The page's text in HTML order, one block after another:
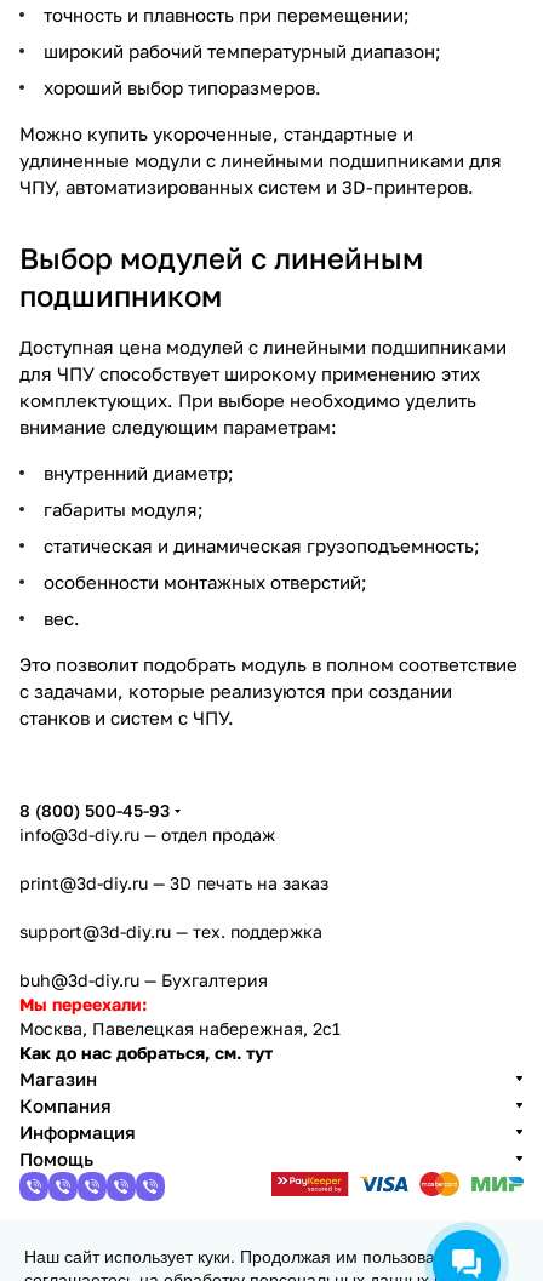
точность и плавность при перемещении;
широкий рабочий температурный диапазон;
хороший выбор типоразмеров.
Можно купить укороченные, стандартные и
удлиненные модули с линейными подшипниками для
ЧПУ, автоматизированных систем и 3D-принтеров.
Выбор модулей с линейным
подшипником
Доступная цена модулей с линейными подшипниками
для ЧПУ способствует широкому применению этих
комплектующих. При выборе необходимо уделить
внимание следующим параметрам:
внутренний диаметр;
габариты модуля;
статическая и динамическая грузоподъемность;
особенности монтажных отверстий;
вес.
Это позволит подобрать модуль в полном соответствие
с задачами, которые реализуются при создании
станков и систем с ЧПУ.
8 (800) 500-45-93
info@3d-diy.ru — отдел продаж
print@3d-diy.ru — 3D печать на заказ
support@3d-diy.ru — тех. поддержка
buh@3d-diy.ru — Бухгалтерия
Мы переехали:
Москва, Павелецкая набережная, 2с1
Как до нас добраться, см. тут
Магазин
Компания
Информация
Помощь
2013 - 2026 © 3DiY (Тридиай) - интернет-магазин
Наш сайт использует куки. Продолжая им пользоваться, вы